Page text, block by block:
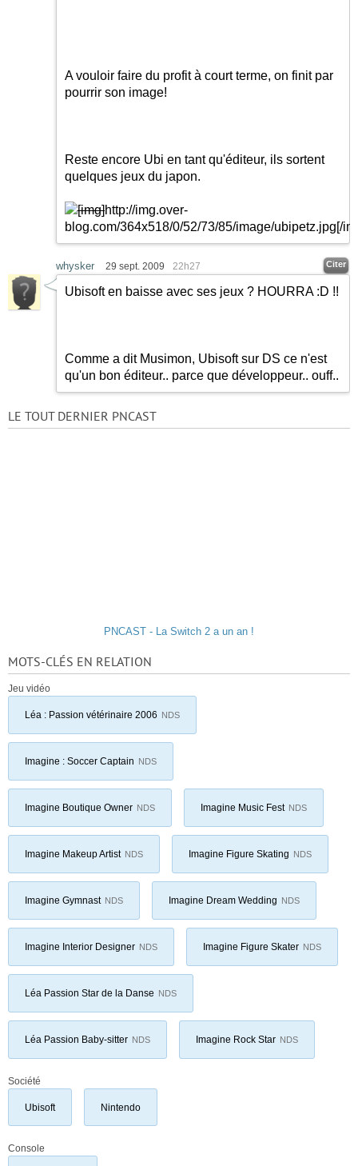
A vouloir faire du profit à court terme, on finit par
pourrir son image!
Reste encore Ubi en tant qu'éditeur, ils sortent
quelques jeux du japon.
[img]http://img.over-
blog.com/364x518/0/52/73/85/image/ubipetz.jpg[/
whysker 29 sept. 2009 22h27 Citer
Ubisoft en baisse avec ses jeux ? HOURRA :D !!
Comme a dit Musimon, Ubisoft sur DS ce n'est
qu'un bon éditeur.. parce que développeur.. ouff..
LE TOUT DERNIER PNCAST
PNCAST - La Switch 2 a un an !
MOTS-CLÉS EN RELATION
Jeu vidéo
Léa : Passion vétérinaire 2006 NDS
Imagine : Soccer Captain NDS
Imagine Boutique Owner NDS Imagine Music Fest NDS
Imagine Makeup Artist NDS Imagine Figure Skating NDS
Imagine Gymnast NDS Imagine Dream Wedding NDS
Imagine Interior Designer NDS Imagine Figure Skater NDS
Léa Passion Star de la Danse NDS
Léa Passion Baby-sitter NDS Imagine Rock Star NDS
Société
Ubisoft Nintendo
Console